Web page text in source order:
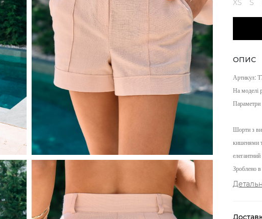
XS
S
ОПИС
Артикул:
На моделі
Параметри
Шорти з
кишенями
Зроблено в